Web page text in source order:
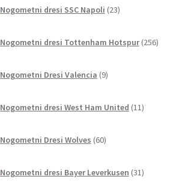
Nogometni dresi SSC Napoli 23izdelkov
Nogometni dresi Tottenham Hotspur 256
Nogometni Dresi Valencia 9izdelkov
Nogometni dresi West Ham United 11izdelkov
Nogometni Dresi Wolves 60izdelkov
Nogometni dresi Bayer Leverkusen 31izdelkov